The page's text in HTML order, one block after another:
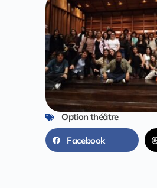
Option théâtre
Facebook